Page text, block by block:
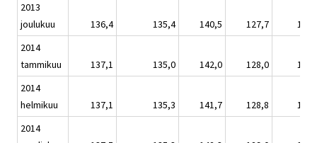
2013
joulukuu
136,4 135,4 140,5 127,7
2014
tammikuu
137,1 135,0 142,0 128,0
2014
helmikuu
137,1 135,3 141,7 128,8
2014